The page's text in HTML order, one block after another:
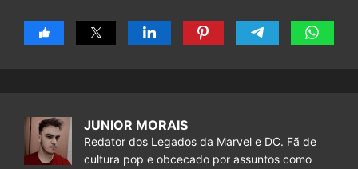
JUNIOR MORAIS
Redator dos Legados da Marvel e DC. Fã de
cultura pop e obcecado por assuntos como